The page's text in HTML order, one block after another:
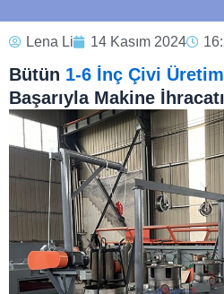
Lena Li 14 Kasım 2024
Bütün 1-6 İnç Çivi Üretim
Başarıyla Makine İhracatı